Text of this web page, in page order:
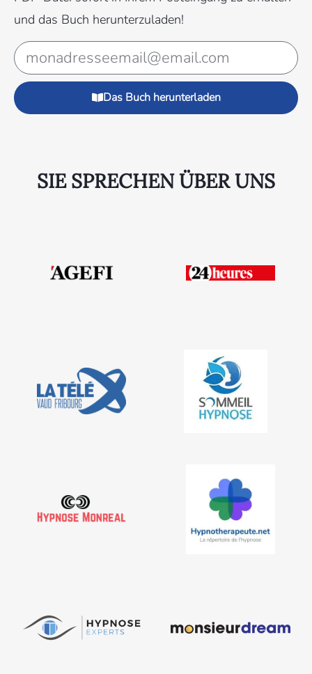
und das Buch herunterzuladen!
Das Buch herunterladen
SIE SPRECHEN ÜBER UNS